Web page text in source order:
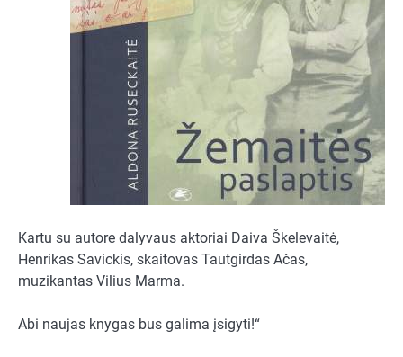
Kartu su autore dalyvaus aktoriai Daiva Škelevaitė,
Henrikas Savickis, skaitovas Tautgirdas Ačas,
muzikantas Vilius Marma.
Abi naujas knygas bus galima įsigyti!“